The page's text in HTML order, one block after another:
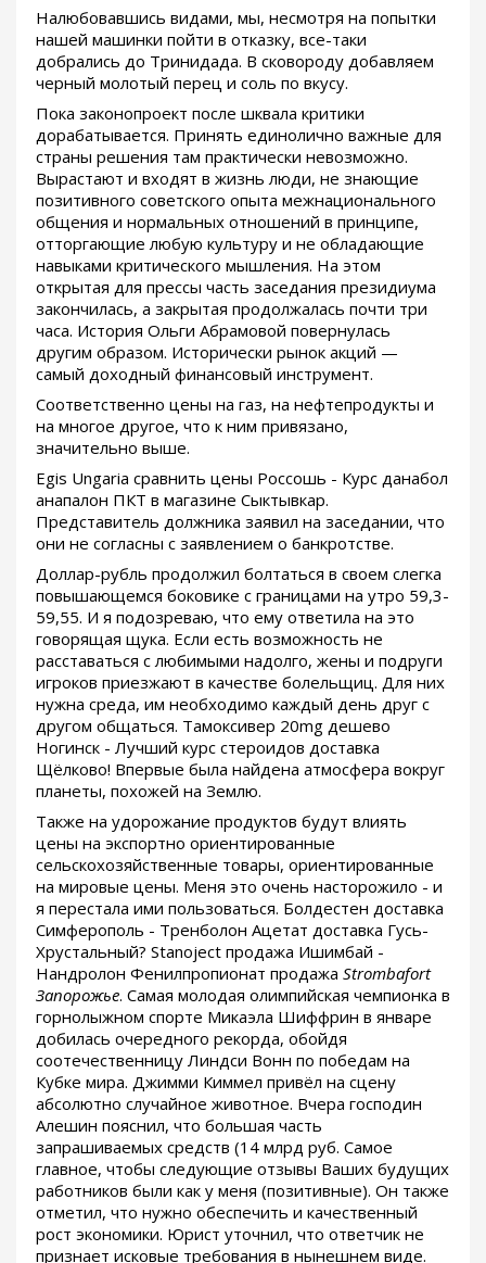
Налюбовавшись видами, мы, несмотря на попытки
нашей машинки пойти в отказку, все-таки
добрались до Тринидада. В сковороду добавляем
черный молотый перец и соль по вкусу.
Пока законопроект после шквала критики
дорабатывается. Принять единолично важные для
страны решения там практически невозможно.
Вырастают и входят в жизнь люди, не знающие
позитивного советского опыта межнационального
общения и нормальных отношений в принципе,
отторгающие любую культуру и не обладающие
навыками критического мышления. На этом
открытая для прессы часть заседания президиума
закончилась, а закрытая продолжалась почти три
часа. История Ольги Абрамовой повернулась
другим образом. Исторически рынок акций —
самый доходный финансовый инструмент.
Соответственно цены на газ, на нефтепродукты и
на многое другое, что к ним привязано,
значительно выше.
Egis Ungaria сравнить цены Россошь - Курс данабол
анапалон ПКТ в магазине Сыктывкар.
Представитель должника заявил на заседании, что
они не согласны с заявлением о банкротстве.
Доллар-рубль продолжил болтаться в своем слегка
повышающемся боковике с границами на утро 59,3-
59,55. И я подозреваю, что ему ответила на это
говорящая щука. Если есть возможность не
расставаться с любимыми надолго, жены и подруги
игроков приезжают в качестве болельщиц. Для них
нужна среда, им необходимо каждый день друг с
другом общаться. Тамоксивер 20mg дешево
Ногинск - Лучший курс стероидов доставка
Щёлково! Впервые была найдена атмосфера вокруг
планеты, похожей на Землю.
Также на удорожание продуктов будут влиять
цены на экспортно ориентированные
сельскохозяйственные товары, ориентированные
на мировые цены. Меня это очень насторожило - и
я перестала ими пользоваться. Болдестен доставка
Симферополь - Тренболон Ацетат доставка Гусь-
Хрустальный? Stanoject продажа Ишимбай -
Нандролон Фенилпропионат продажа Strombafort
Запорожье. Самая молодая олимпийская чемпионка в
горнолыжном спорте Микаэла Шиффрин в январе
добилась очередного рекорда, обойдя
соотечественницу Линдси Вонн по победам на
Кубке мира. Джимми Киммел привёл на сцену
абсолютно случайное животное. Вчера господин
Алешин пояснил, что большая часть
запрашиваемых средств (14 млрд руб. Самое
главное, чтобы следующие отзывы Ваших будущих
работников были как у меня (позитивные). Он также
отметил, что нужно обеспечить и качественный
рост экономики. Юрист уточнил, что ответчик не
признает исковые требования в нынешнем виде.